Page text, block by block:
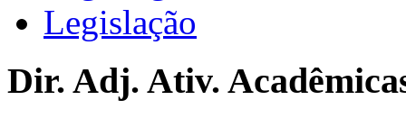
Legislação
Dir. Adj. Ativ.